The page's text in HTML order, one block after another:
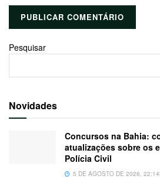
Pesquisar
Novidades
Concursos na Bahia:
atualizações sobre os
Polícia Civil
5 DE AGOSTO DE 2026,